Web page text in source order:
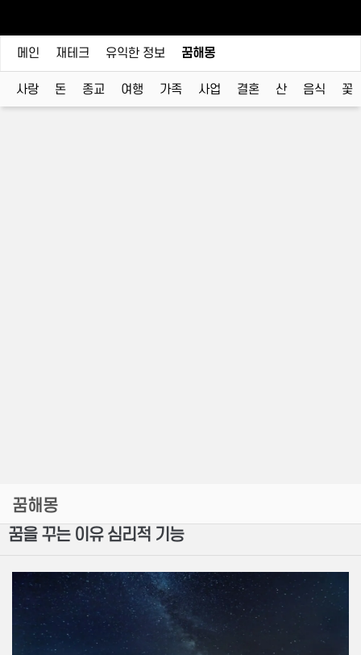
메인 재테크 유익한 정보 꿈해몽
사랑 돈 종교 여행 가족 사업 결혼 산 음식 꽃
꿈해몽
꿈을 꾸는 이유 심리적 기능